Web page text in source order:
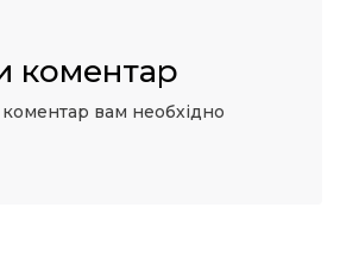
коментар
вам необхідно